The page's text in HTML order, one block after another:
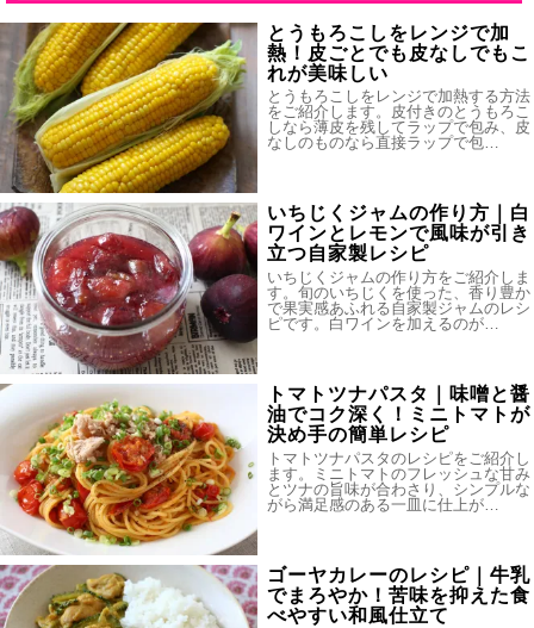
とうもろこしをレンジで加
熱！皮ごとでも皮なしでもこ
れが美味しい
とうもろこしをレンジで加熱する方法
をご紹介します。皮付きのとうもろこ
しなら薄皮を残してラップで包み、皮
なしのものなら直接ラップで包…
いちじくジャムの作り方｜白
ワインとレモンで風味が引き
立つ自家製レシピ
いちじくジャムの作り方をご紹介しま
す。旬のいちじくを使った、香り豊か
で果実感あふれる自家製ジャムのレシ
ピです。白ワインを加えるのが…
トマトツナパスタ｜味噌と醤
油でコク深く！ミニトマトが
決め手の簡単レシピ
トマトツナパスタのレシピをご紹介し
ます。ミニトマトのフレッシュな甘み
とツナの旨味が合わさり、シンプルな
がら満足感のある一皿に仕上が…
ゴーヤカレーのレシピ｜牛乳
でまろやか！苦味を抑えた食
べやすい和風仕立て